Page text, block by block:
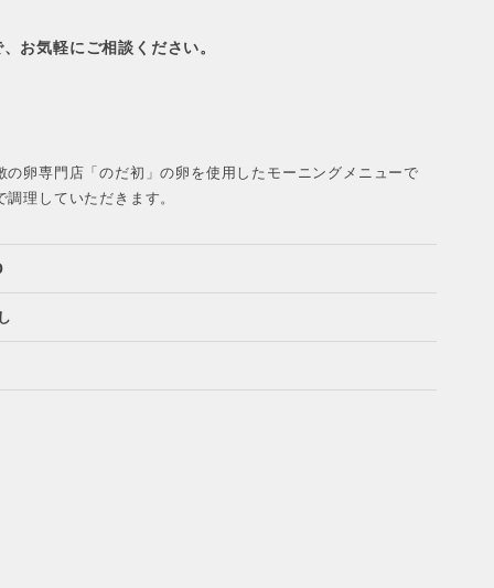
お気軽にご相談ください。
の卵専門店「のだ初」の卵を使用したモーニングメニューで
理していただきます。